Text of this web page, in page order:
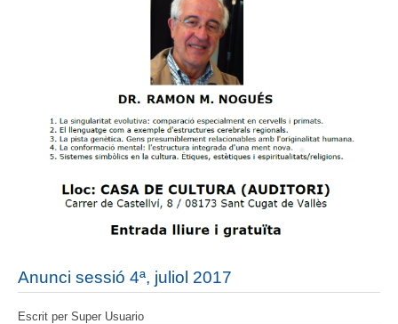
Anunci sessió 4ª, juliol 2017
Escrit per Super Usuario